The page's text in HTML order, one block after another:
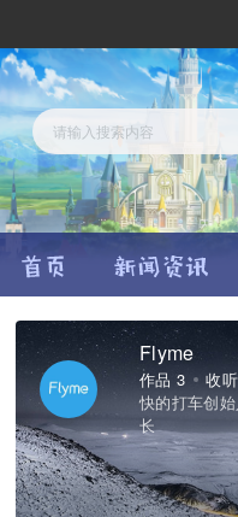
Flyme
作品 3
收
快的打车创
长